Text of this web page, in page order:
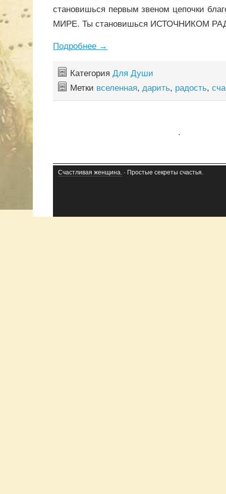
становишься первым звеном цепочки
МИРЕ. Ты становишься ИСТОЧНИКОМ
Подробнее →
Категория Для Души
Метки вселенная, дарить, радость,
.
Счастливая женщина.· Простые секреты счастья.